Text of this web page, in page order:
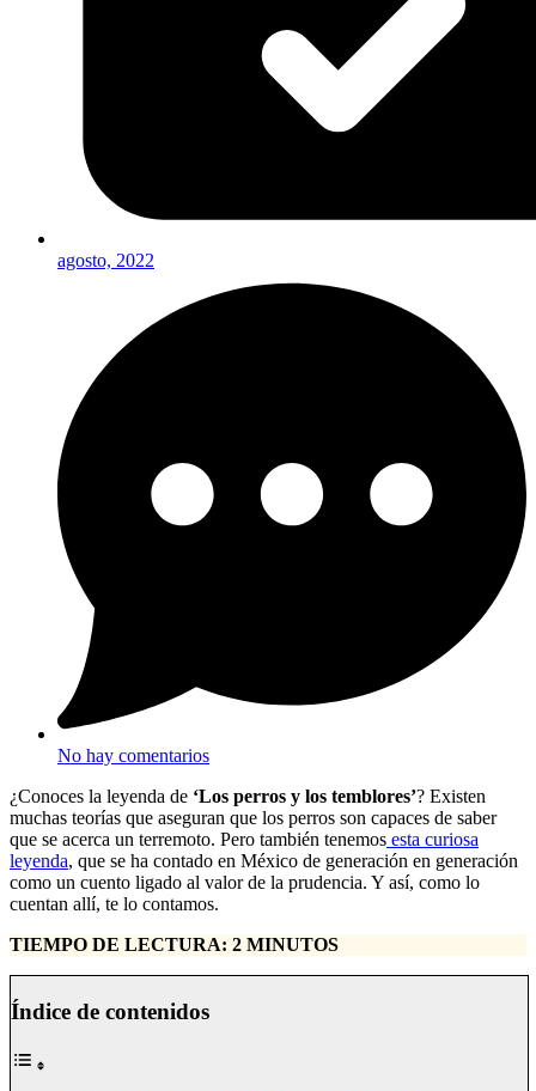
agosto, 2022
No hay comentarios
¿Conoces la leyenda de ‘Los perros y los temblores’? Existen
muchas teorías que aseguran que los perros son capaces de saber
que se acerca un terremoto. Pero también tenemos esta curiosa
leyenda, que se ha contado en México de generación en generación
como un cuento ligado al valor de la prudencia. Y así, como lo
cuentan allí, te lo contamos.
TIEMPO DE LECTURA: 2 MINUTOS
Índice de contenidos